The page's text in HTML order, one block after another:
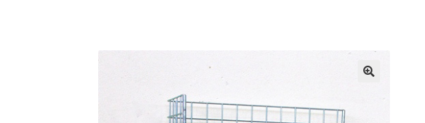
Sollevatori elettrici manuali timonati Transpallet